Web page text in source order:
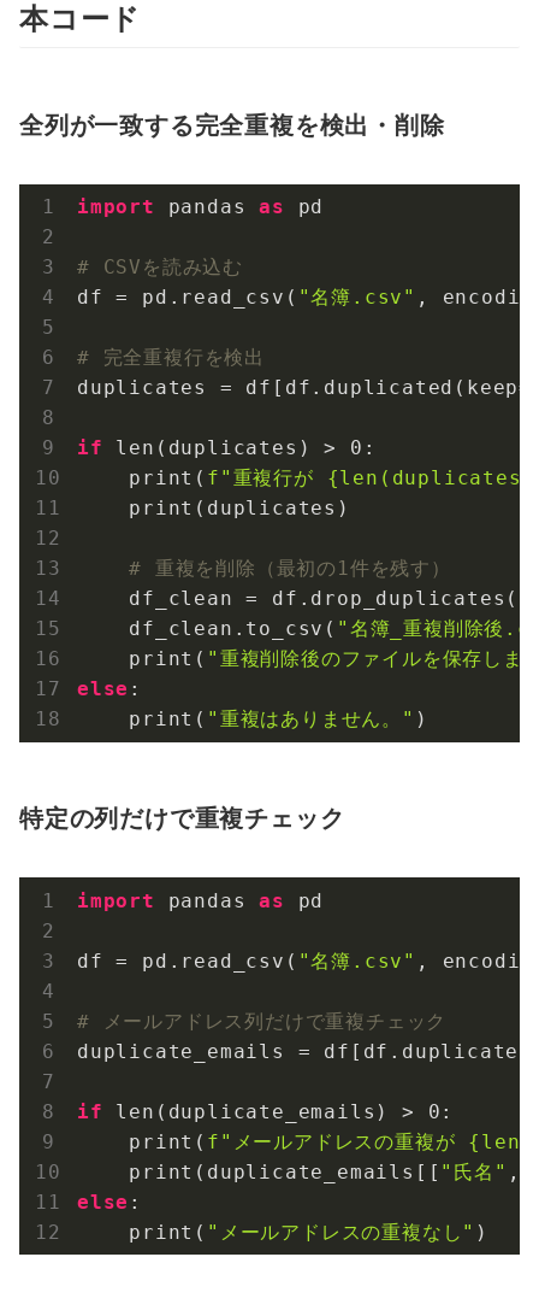
本コード
全列が一致する完全重複を検出・削除
import pandas as pd
# CSVを読み込む
df = pd.read_csv( "名簿.csv" ,
# 完全重複行を検出
duplicates = df[df.duplicated(keep=
if len(duplicates) > 0 :
    print(
f"重複行が
    print(duplicates)
# 重複を削除（最初の1件を残す）
df_clean =
    df_clean.to_csv(
"名簿_重複削除後
    print(
"重複削除後のファイルを保存しま
else :
    print(
"重複はありません。" )
特定の列だけで重複チェック
import pandas as pd
df = pd.read_csv( "名簿.csv" ,
# メールアドレス列だけで重複チェック
duplicate_emails =
if len(duplicate_emails) > 0 :
    print(
f"メールアドレスの重複が
    print(duplicate_emails[[
"氏名" ,
else :
    print(
"メールアドレスの重複なし" )